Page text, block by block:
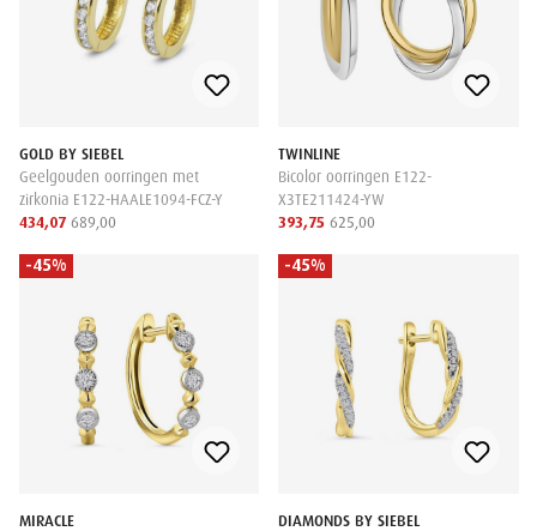
GOLD BY SIEBEL
Geelgouden oorringen met
zirkonia E122-HAALE1094-FCZ-Y
434,07 689,00
TWINLINE
Bicolor oorringen E122-
X3TE211424-YW
393,75 625,00
-45%
MIRACLE
-45%
DIAMONDS BY SIEBEL